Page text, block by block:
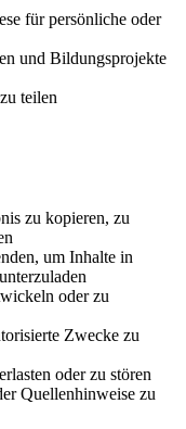
für persönliche oder
und Bildungsprojekte
teilen
zu kopieren, zu
um Inhalte in
oder zu
Zwecke zu
oder zu stören
Quellenhinweise zu